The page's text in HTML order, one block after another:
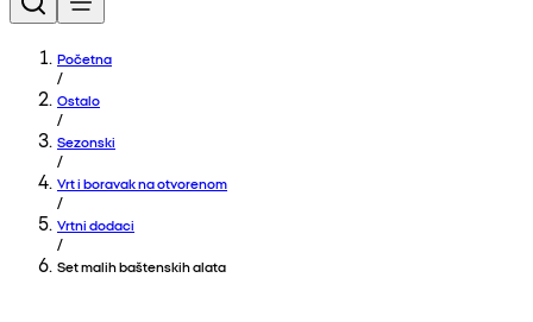
Početna
/
Ostalo
/
Sezonski
/
Vrt i boravak na otvorenom
/
Vrtni dodaci
/
Set malih baštenskih alata